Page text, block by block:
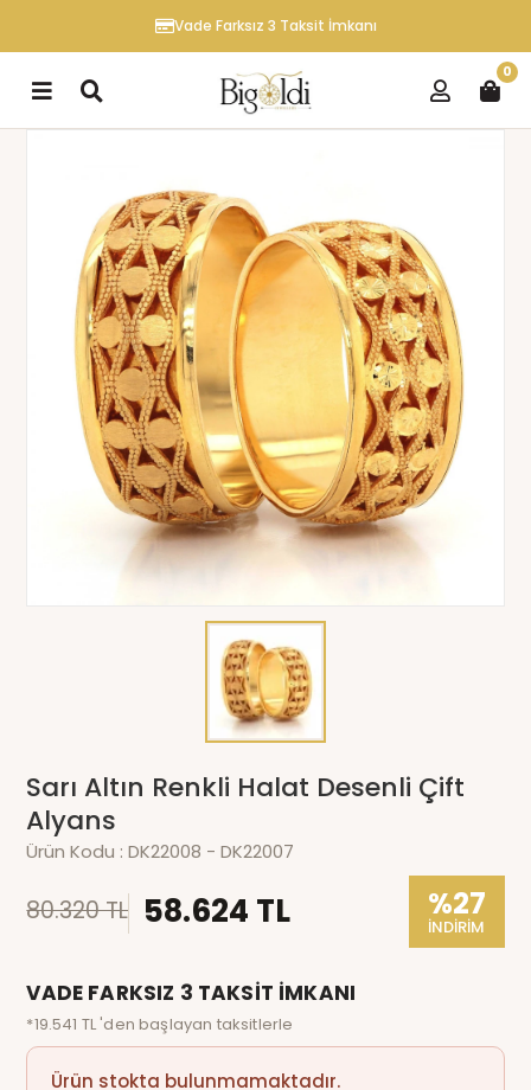
Vade Farksız 3 Taksit İmkanı
0
Sarı Altın Renkli Halat Desenli Çift
Alyans
Ürün Kodu :DK22008 - DK22007
80.320 TL 58.624 TL %27
İNDİRİM
VADE FARKSIZ 3 TAKSİT İMKANI
*19.541 TL 'den başlayan taksitlerle
Ürün stokta bulunmamaktadır.